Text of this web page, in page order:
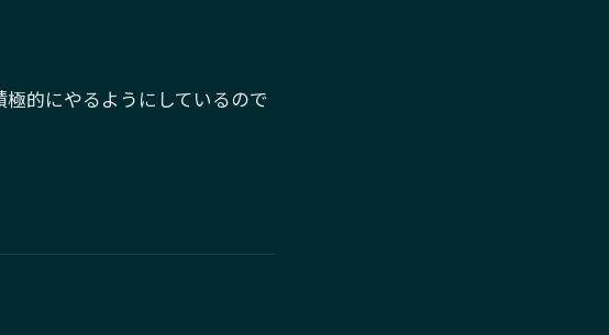
的にやるようにしているので